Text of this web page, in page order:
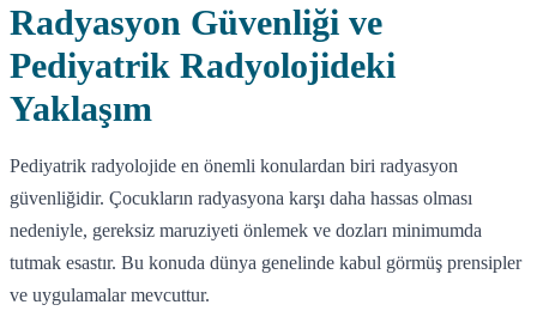
Radyasyon Güvenliği ve
Pediyatrik Radyolojideki
Yaklaşım
Pediyatrik radyolojide en önemli konulardan biri radyasyon
güvenliğidir. Çocukların radyasyona karşı daha hassas olması
nedeniyle, gereksiz maruziyeti önlemek ve dozları minimumda
tutmak esastır. Bu konuda dünya genelinde kabul görmüş prensipler
ve uygulamalar mevcuttur.